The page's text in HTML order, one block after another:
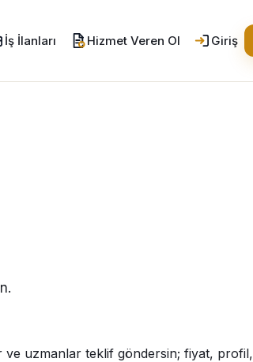
İş İlanları Hizmet Veren Ol Giriş
ve uzmanlar teklif göndersin; fiyat, profil,